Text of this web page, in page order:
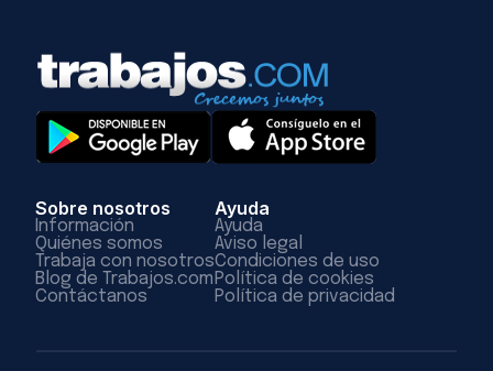
Sobre nosotros
Información
Quiénes somos
Trabaja con nosotros
Blog de Trabajos.com
Contáctanos
Ayuda
Ayuda
Aviso legal
Condiciones de uso
Política de cookies
Política de privacidad